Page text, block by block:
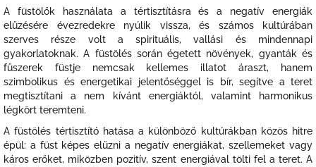
A füstölők használata a tértisztításra és a negatív energiák
elűzésére évezredekre nyúlik vissza, és számos kultúrában
szerves része volt a spirituális, vallási és mindennapi
gyakorlatoknak. A füstölés során égetett növények, gyanták és
fűszerek füstje nemcsak kellemes illatot áraszt, hanem
szimbolikus és energetikai jelentőséggel is bír, segítve a teret
megtisztítani a nem kívánt energiáktól, valamint harmonikus
légkört teremteni.
A füstölés tértisztító hatása a különböző kultúrákban közös hitre
épül: a füst képes elűzni a negatív energiákat, szellemeket vagy
káros erőket, miközben pozitív, szent energiával tölti fel a teret. A